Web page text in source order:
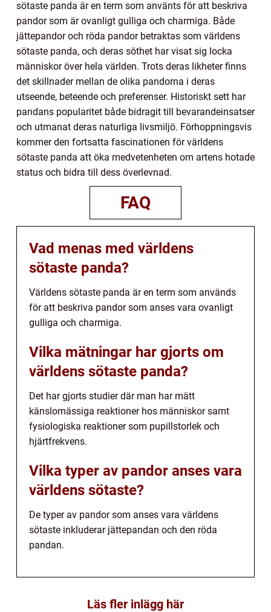
sötaste panda är en term som använts för att beskriva
pandor som är ovanligt gulliga och charmiga. Både
jättepandor och röda pandor betraktas som världens
sötaste panda, och deras söthet har visat sig locka
människor över hela världen. Trots deras likheter finns
det skillnader mellan de olika pandorna i deras
utseende, beteende och preferenser. Historiskt sett har
pandans popularitet både bidragit till bevarandeinsatser
och utmanat deras naturliga livsmiljö. Förhoppningsvis
kommer den fortsatta fascinationen för världens
sötaste panda att öka medvetenheten om artens hotade
status och bidra till dess överlevnad.
FAQ
Vad menas med världens
sötaste panda?
Världens sötaste panda är en term som används
för att beskriva pandor som anses vara ovanligt
gulliga och charmiga.
Vilka mätningar har gjorts om
världens sötaste panda?
Det har gjorts studier där man har mätt
känslomässiga reaktioner hos människor samt
fysiologiska reaktioner som pupillstorlek och
hjärtfrekvens.
Vilka typer av pandor anses vara
världens sötaste?
De typer av pandor som anses vara världens
sötaste inkluderar jättepandan och den röda
pandan.
Läs fler inlägg här